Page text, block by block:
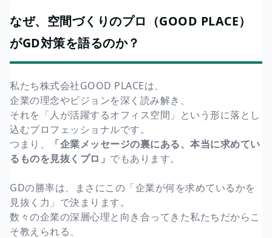
なぜ、空間づくりのプロ（GOOD PLACE）
がGD対策を語るのか？
私たち株式会社GOOD PLACEは、
企業の理念やビジョンを深く読み解き、
それを「人が活躍するオフィス空間」という形に落とし
込むプロフェッショナルです。
つまり、
「企業メッセージの裏にある、本当に求めてい
るものを見抜くプロ」 でもあります。
GDの勝率は、まさにこの「企業が何を求めているかを
見抜く力」で決まります。
数々の企業の深層心理と向き合ってきた私たちだからこ
そ教えられる、